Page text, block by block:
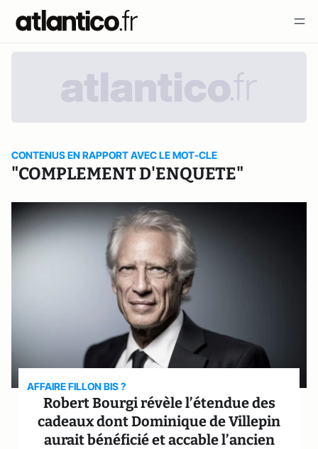
CONTENUS EN RAPPORT AVEC LE MOT-CLE
"COMPLEMENT D'ENQUETE"
AFFAIRE FILLON BIS ?
Robert Bourgi révèle l’étendue des
cadeaux dont Dominique de Villepin
aurait bénéficié et accable l’ancien